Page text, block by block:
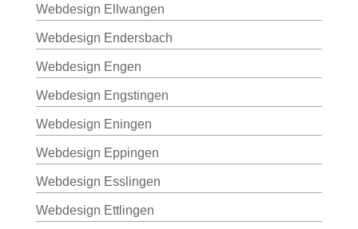
Webdesign Ellwangen
Webdesign Endersbach
Webdesign Engen
Webdesign Engstingen
Webdesign Eningen
Webdesign Eppingen
Webdesign Esslingen
Webdesign Ettlingen